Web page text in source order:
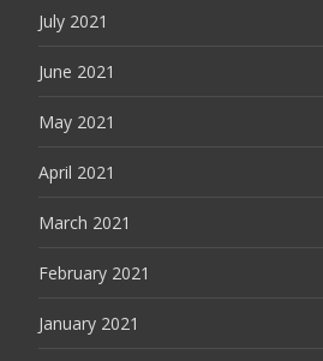
July 2021
June 2021
May 2021
April 2021
March 2021
February 2021
January 2021